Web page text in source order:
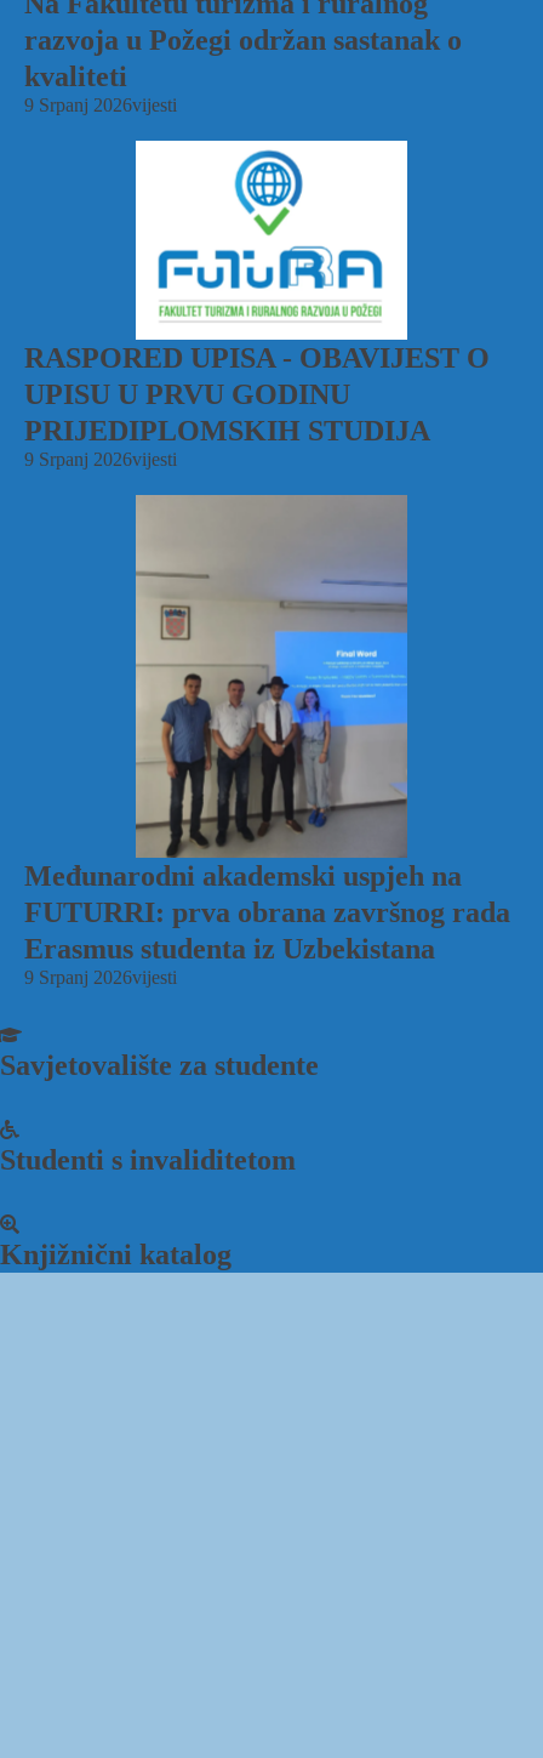
razvoja u Požegi održan sastanak o
kvaliteti
9 Srpanj 2026vijesti
RASPORED UPISA - OBAVIJEST O
UPISU U PRVU GODINU
PRIJEDIPLOMSKIH STUDIJA
9 Srpanj 2026vijesti
Međunarodni akademski uspjeh na
FUTURRI: prva obrana završnog rada
Erasmus studenta iz Uzbekistana
9 Srpanj 2026vijesti
Savjetovalište za studente
Studenti s invaliditetom
Knjižnični katalog